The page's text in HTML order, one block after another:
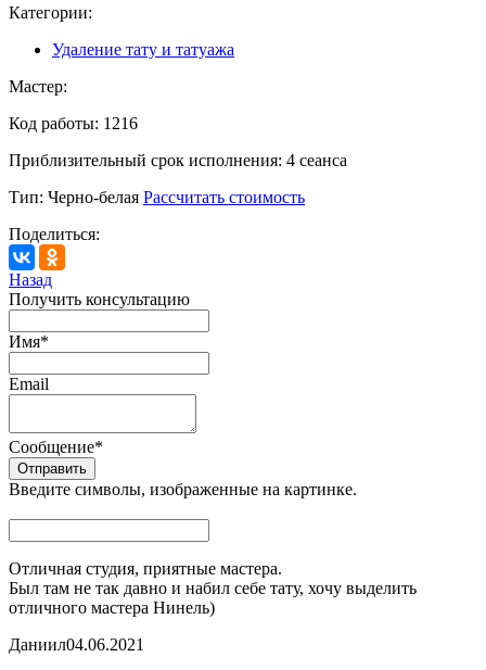
Категории:
Удаление тату и татуажа
Мастер:
Код работы: 1216
Приблизительный срок исполнения: 4 сеанса
Тип: Черно-белая Рассчитать стоимость
Поделиться:
Назад
Получить консультацию
Имя*
Email
Сообщение*
Введите символы, изображенные на картинке.
Отличная студия, приятные мастера.
Был там не так давно и набил себе тату, хочу выделить
отличного мастера Нинель)
Даниил04.06.2021